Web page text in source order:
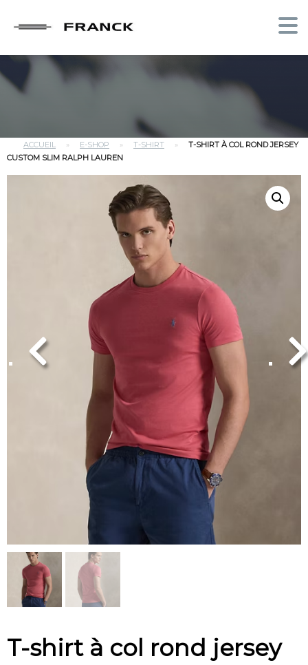
ACCUEIL » E-SHOP » T-SHIRT »
T-SHIRT À COL ROND JERSEY
CUSTOM SLIM RALPH LAUREN
T-shirt à col rond jersey